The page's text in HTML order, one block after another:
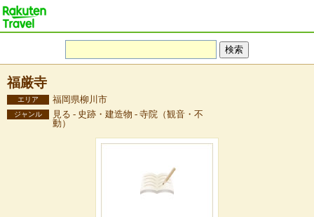
福厳寺
エリア 福岡県柳川市
ジャンル
見る - 史跡・建造物 - 寺院（観音・不
動）